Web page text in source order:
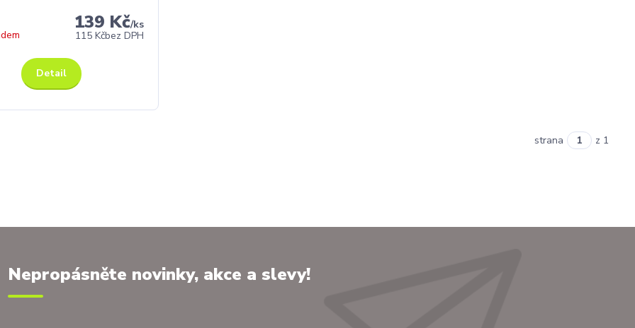
139 Kč/ks
115 Kčbez DPH
Detail
strana z 1
Nepropásněte novinky, akce a slevy!